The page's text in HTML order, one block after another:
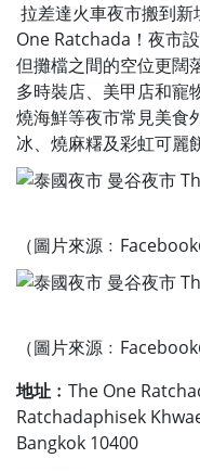
拉差達火車夜市搬到
One Ratchada！夜市
但攤檔之間的空位更闊
多時裝店、美甲店和寵
燒海鮮等夜市常見美食
冰、燒麻糬及彩虹可麗
（圖片來源
（圖片來源
地址﹕ The One
Ratchadaphisek
Bangkok 10400